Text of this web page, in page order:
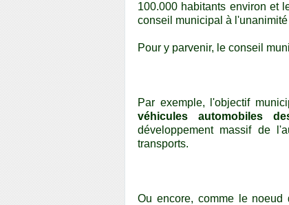
100.000 habitants environ et
conseil municipal à
Pour y parvenir, le conseil
Par exemple, l'objectif
véhicules automobiles
développement massif de
transports.
Ou encore, comme le